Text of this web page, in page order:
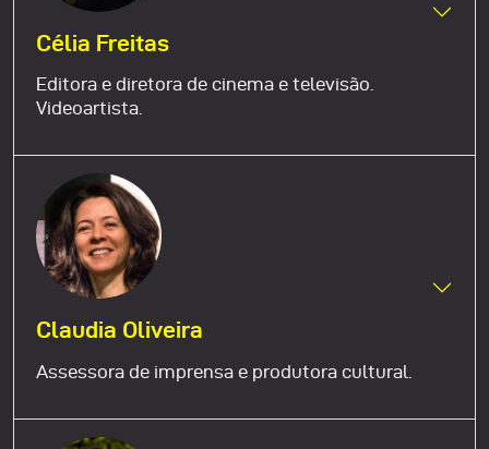
Célia Freitas
Editora e diretora de cinema e televisão.
Videoartista.
Claudia Oliveira
Assessora de imprensa e produtora cultural.